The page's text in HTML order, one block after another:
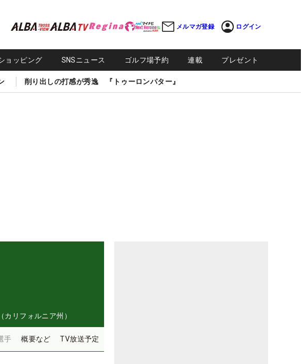
メルマガ登録 ログイン
ョッピング SNSニュース ゴルフ場予約 連載 プレゼント
削り出しの打感が秀逸 『トゥーロンパター』
カリフォルニア州）
手 概要など TV放送予定